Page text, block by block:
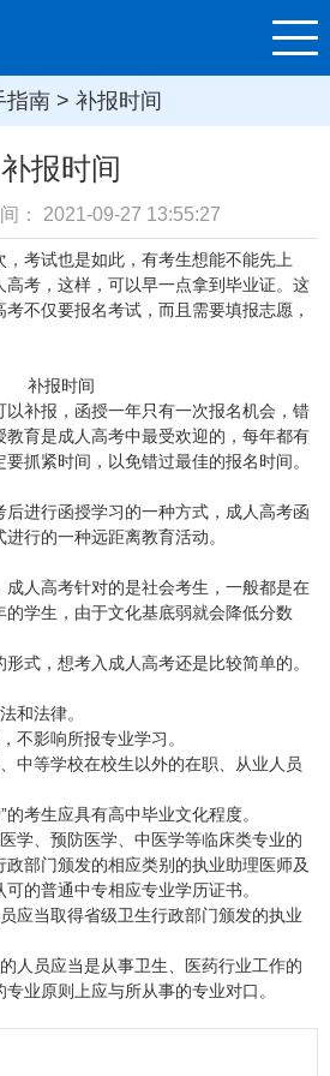
指南 > 补报时间
补报时间
： 2021-09-27 13:55:27
考试也是如此，有考生想能不能先上
考，这样，可以早一点拿到毕业证。这
不仅要报名考试，而且需要填报志愿，
补报时间
以补报，函授一年只有一次报名机会，错
育是成人高考中最受欢迎的，每年都有
抓紧时间，以免错过最佳的报名时间。
进行函授学习的一种方式，成人高考函
行的一种远距离教育活动。
成人高考针对的是社会考生，一般都是在
学生，由于文化基底弱就会降低分数
式，想考入成人高考还是比较简单的。
和法律。
不影响所报专业学习。
中等学校在校生以外的在职、从业人员
的考生应具有高中毕业文化程度。
学、预防医学、中医学等临床类专业的
政部门颁发的相应类别的执业助理医师及
的普通中专相应专业学历证书。
应当取得省级卫生行政部门颁发的执业
人员应当是从事卫生、医药行业工作的
业原则上应与所从事的专业对口。